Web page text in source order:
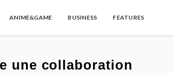
ANIME&GAME BUSINESS FEATURES
une collaboration